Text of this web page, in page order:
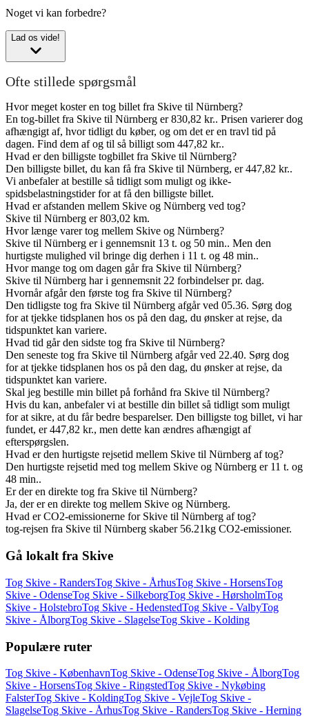
Noget vi kan forbedre?
Lad os vide!
Ofte stillede spørgsmål
Hvor meget koster en tog billet fra Skive til Nürnberg?
En tog-billet fra Skive til Nürnberg er 830,82 kr.. Prisen varierer dog
afhængigt af, hvor tidligt du køber, og om det er en travl tid på
dagen. Find dem af og til så billigt som 447,82 kr..
Hvad er den billigste togbillet fra Skive til Nürnberg?
Den billigste billet, du kan få fra Skive til Nürnberg, er 447,82 kr..
Vi anbefaler at bestille så tidligt som muligt og ikke-
spidsbelastningstider for at få den billigste billet.
Hvad er afstanden mellem Skive og Nürnberg ved tog?
Skive til Nürnberg er 803,02 km.
Hvor længe varer tog mellem Skive og Nürnberg?
Skive til Nürnberg er i gennemsnit 13 t. og 50 min.. Men den
hurtigste mulighed vil bringe dig derhen i 11 t. og 48 min..
Hvor mange tog om dagen går fra Skive til Nürnberg?
Skive til Nürnberg har i gennemsnit 22 forbindelser pr. dag.
Hvornår afgår den første tog fra Skive til Nürnberg?
Den tidligste tog fra Skive til Nürnberg afgår ved 05.36. Sørg dog
for at tjekke tidsplanen hos os på den dag, du ønsker at rejse, da
tidspunktet kan variere.
Hvad tid går den sidste tog fra Skive til Nürnberg?
Den seneste tog fra Skive til Nürnberg afgår ved 22.40. Sørg dog
for at tjekke tidsplanen hos os på den dag, du ønsker at rejse, da
tidspunktet kan variere.
Skal jeg bestille min billet på forhånd fra Skive til Nürnberg?
Hvis du kan, anbefaler vi at bestille din billet så tidligt som muligt
for at sikre, at du får bedre besparelser. Den billigste tog billet, vi har
fundet, er 447,82 kr., men dette kan ændres afhængigt af
efterspørgslen.
Hvad er den hurtigste rejsetid mellem Skive til Nürnberg af tog?
Den hurtigste rejsetid med tog mellem Skive og Nürnberg er 11 t. og
48 min..
Er der en direkte tog fra Skive til Nürnberg?
Ja, der er en direkte tog mellem Skive og Nürnberg.
Hvad er CO2-emissionerne for Skive til Nürnberg af tog?
tog-rejsen fra Skive til Nürnberg skaber 56.21kg CO2-emissioner.
Gå lokalt fra Skive
Tog Skive - RandersTog Skive - ÅrhusTog Skive - HorsensTog
Skive - OdenseTog Skive - SilkeborgTog Skive - HørsholmTog
Skive - HolstebroTog Skive - HedenstedTog Skive - ValbyTog
Skive - ÅlborgTog Skive - SlagelseTog Skive - Kolding
Populære ruter
Tog Skive - KøbenhavnTog Skive - OdenseTog Skive - ÅlborgTog
Skive - HorsensTog Skive - RingstedTog Skive - Nykøbing
FalsterTog Skive - KoldingTog Skive - VejleTog Skive -
SlagelseTog Skive - ÅrhusTog Skive - RandersTog Skive - Herning